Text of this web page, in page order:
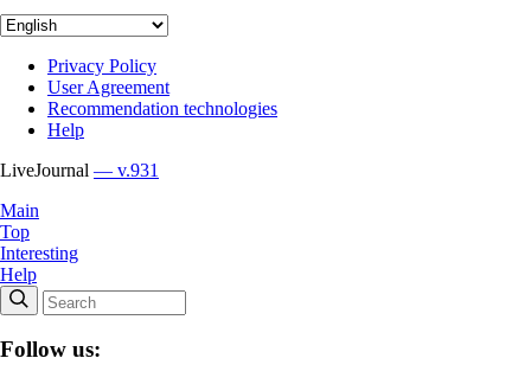
Privacy Policy
User Agreement
Recommendation technologies
Help
LiveJournal — v.931
Main
Top
Interesting
Help
Follow us: